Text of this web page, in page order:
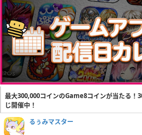
最大300,000コインのGame8コインが当たる！
じ開催中！
るぅみマスター